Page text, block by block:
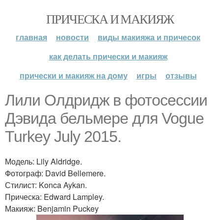
ПРИЧЕСКА И МАКИЯЖ
главная новости
виды макияжа и причесок
как делать прически и макияж
прически и макияж на дому
игры отзывы
Лили Олдридж в фотосессии
Дэвида бельмере для Vogue
Turkey July 2015.
Модель: Lily Aldridge.
Фотограф: David Bellemere.
Стилист: Konca Aykan.
Прическа: Edward Lampley.
Макияж: Benjamin Puckey